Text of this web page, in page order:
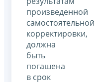
произведенной
самостоятельной
корректировки,
должна
быть
погашена
в срок